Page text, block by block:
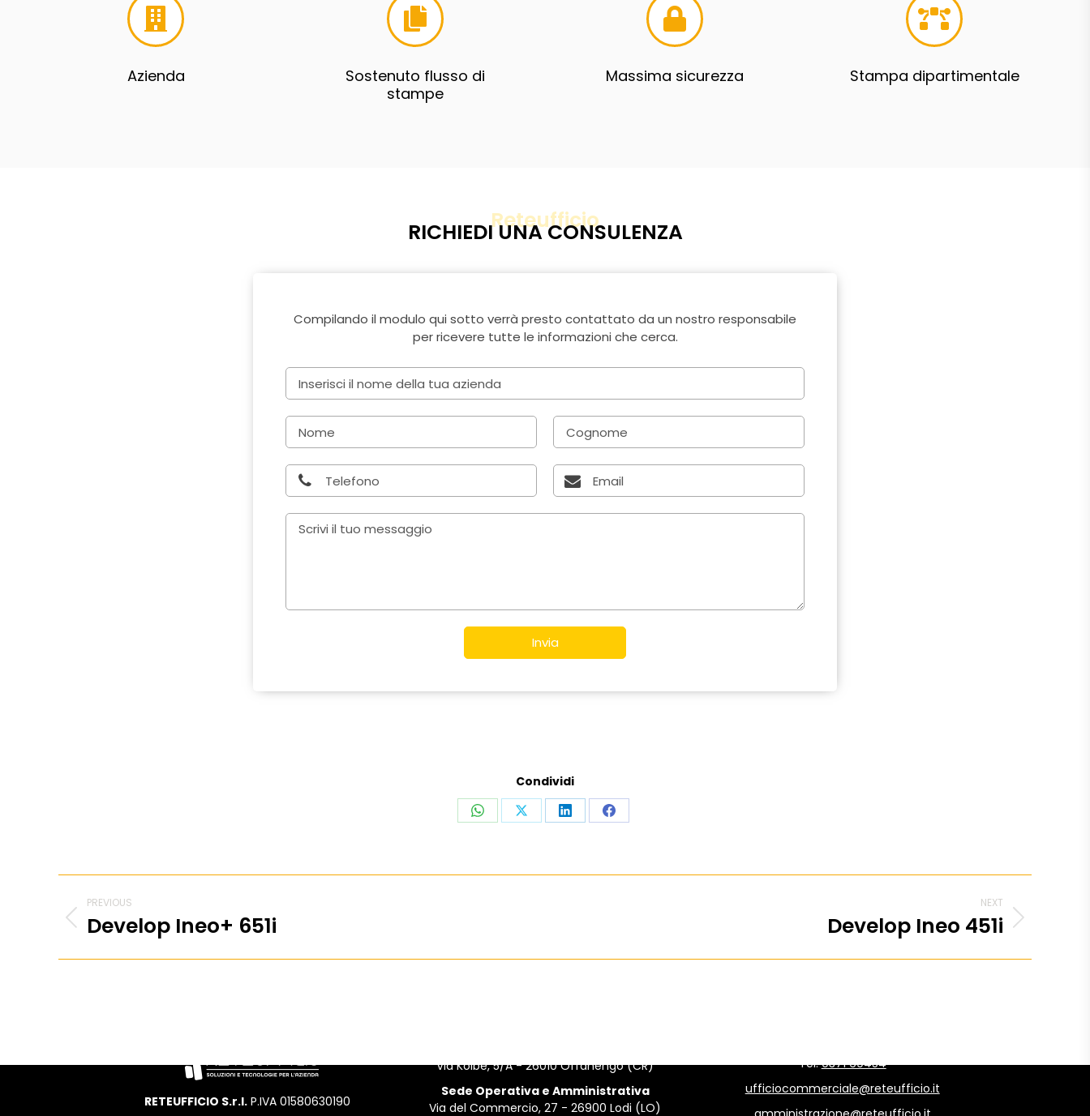
Azienda
Sostenuto flusso di
stampe
Massima sicurezza Stampa dipartimentale
Reteufficio
RICHIEDI UNA CONSULENZA
Compilando il modulo qui sotto verrà presto contattato da un nostro responsabile
per ricevere tutte le informazioni che cerca.
Invia
Condividi
PREVIOUS
Develop Ineo+ 651i
NEXT
Develop Ineo 451i
RETEUFFICIO S.r.l. P.IVA 01580630190
Via Kolbe, 5/A - 26010 Offanengo (CR)
Sede Operativa e Amministrativa
Via del Commercio, 27 - 26900 Lodi (LO)
Tel.0371 69454
ufficiocommerciale@reteufficio.it